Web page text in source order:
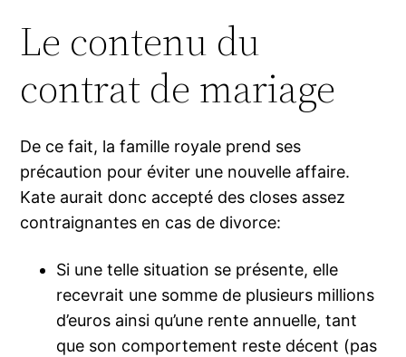
Le contenu du
contrat de mariage
De ce fait, la famille royale prend ses
précaution pour éviter une nouvelle affaire.
Kate aurait donc accepté des closes assez
contraignantes en cas de divorce:
Si une telle situation se présente, elle
recevrait une somme de plusieurs millions
d’euros ainsi qu’une rente annuelle, tant
que son comportement reste décent (pas